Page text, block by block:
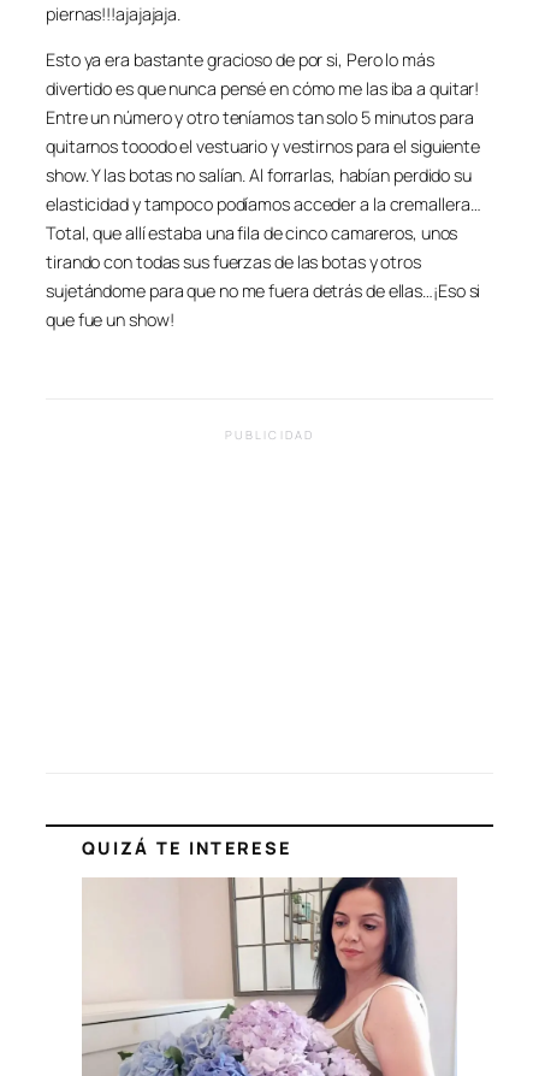
piernas!!!ajajajaja.
Esto ya era bastante gracioso de por si, Pero lo más
divertido es que nunca pensé en cómo me las iba a quitar!
Entre un número y otro teníamos tan solo 5 minutos para
quitarnos tooodo el vestuario y vestirnos para el siguiente
show. Y las botas no salían. Al forrarlas, habían perdido su
elasticidad y tampoco podíamos acceder a la cremallera…
Total, que allí estaba una fila de cinco camareros, unos
tirando con todas sus fuerzas de las botas y otros
sujetándome para que no me fuera detrás de ellas…¡Eso si
que fue un show!
PUBLICIDAD
QUIZÁ TE INTERESE